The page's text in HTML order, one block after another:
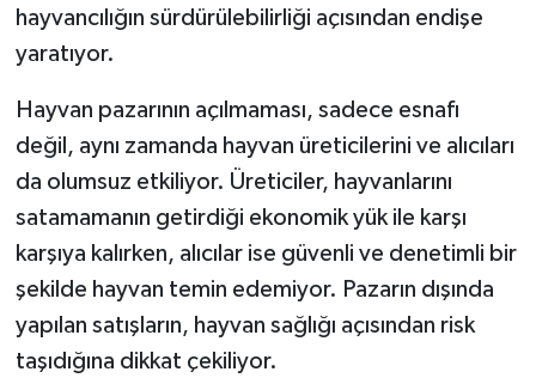
hayvancılığın sürdürülebilirliği açısından endişe
yaratıyor.
Hayvan pazarının açılmaması, sadece esnafı
değil, aynı zamanda hayvan üreticilerini ve alıcıları
da olumsuz etkiliyor. Üreticiler, hayvanlarını
satamamanın getirdiği ekonomik yük ile karşı
karşıya kalırken, alıcılar ise güvenli ve denetimli bir
şekilde hayvan temin edemiyor. Pazarın dışında
yapılan satışların, hayvan sağlığı açısından risk
taşıdığına dikkat çekiliyor.